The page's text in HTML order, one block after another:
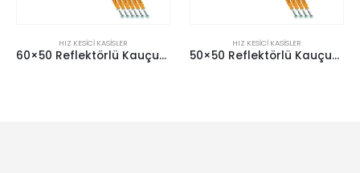
HIZ KESICI KASISLER
60×50 Reflektörlü Kauçuk Kasis
HIZ KESICI KASISLER
50×50 Reflektörlü Kauçuk Kasis